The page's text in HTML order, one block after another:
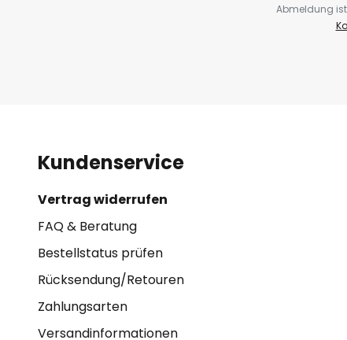
Abmeldung
Kundenservice
Vertrag widerrufen
FAQ & Beratung
Bestellstatus prüfen
Rücksendung/Retouren
Zahlungsarten
Versandinformationen